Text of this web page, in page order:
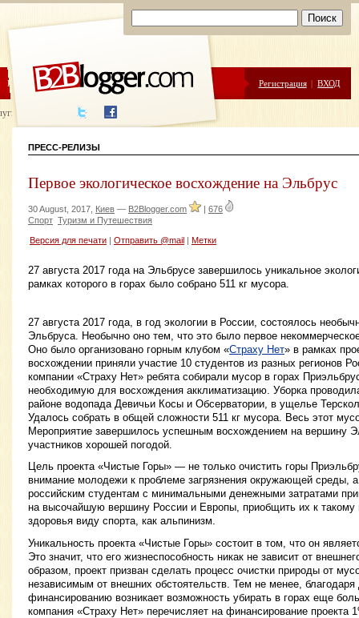
ЦЕНЫ ПОМОЩЬ Регистрация | ВХОД
написания
ПРЕСС-РЕЛИЗЫ
Первое экологическое восхождение на Эльбрус
30 August, 2017, Киев — B2Blogger.com | 676
Спорт Туризм и Путешествия
Версия для печати Отправить @mail Метки
27 августа 2017 года на Эльбрусе завершилось уникальное
рамках которого в горах было собрано 511 кг мусора.
27 августа 2017 года, в год экологии в России, состоялось
Эльбруса. Необычно оно тем, что это было первое
Оно было организовано горным клубом «Страху Нет» в рамках
восхождении приняли участие 10 студентов из разных регионов
компании «Страху Нет» ребята собирали мусор в горах
необходимую для восхождения акклиматизацию. Уборка
районе водопада Девичьи Косы и Обсерватории, в ущелье
Удалось собрать в общей сложности 511 кг мусора. Весь этот
Мероприятие завершилось успешным восхождением на вершину
участников хорошей погодой.
Цель проекта «Чистые Горы» — не только очистить горы
внимание молодежи к проблеме загрязнения окружающей среды,
российским студентам с минимальными денежными затратами
на высочайшую вершину России и Европы, приобщить их к такому
здоровья виду спорта, как альпинизм.
Уникальность проекта «Чистые Горы» состоит в том, что он
Это значит, что его жизнеспособность никак не зависит от
образом, проект призван сделать процесс очистки природы от
независимым от внешних обстоятельств. Тем не менее,
финансированию возникает возможность убирать в горах еще
компания «Страху Нет» перечисляет на финансирование проекта